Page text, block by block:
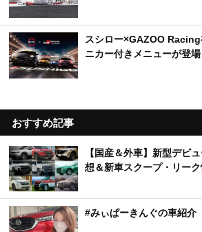
スシロー×GAZOO
ニカー付きメニューが登場
おすすめ記事
【国産＆外車】新型デビ
想＆新車スクープ・リー
#みぃぱーきんぐの車紹介